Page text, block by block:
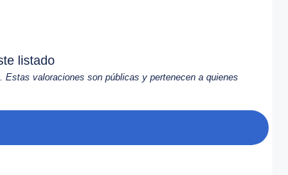
listado
valoraciones son públicas y pertenecen a quienes